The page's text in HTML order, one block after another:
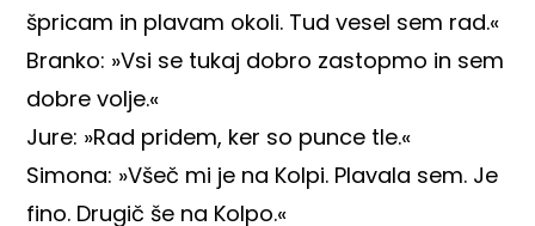
špricam in plavam okoli. Tud vesel sem rad.«
Branko: »Vsi se tukaj dobro zastopmo in sem
dobre volje.«
Jure: »Rad pridem, ker so punce tle.«
Simona: »Všeč mi je na Kolpi. Plavala sem. Je
fino. Drugič še na Kolpo.«